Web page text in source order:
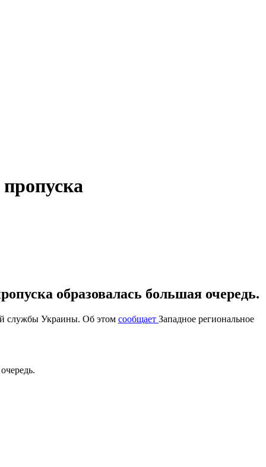
образовалась большая очередь.
службы Украины. Об этом сообщает Западное региональное